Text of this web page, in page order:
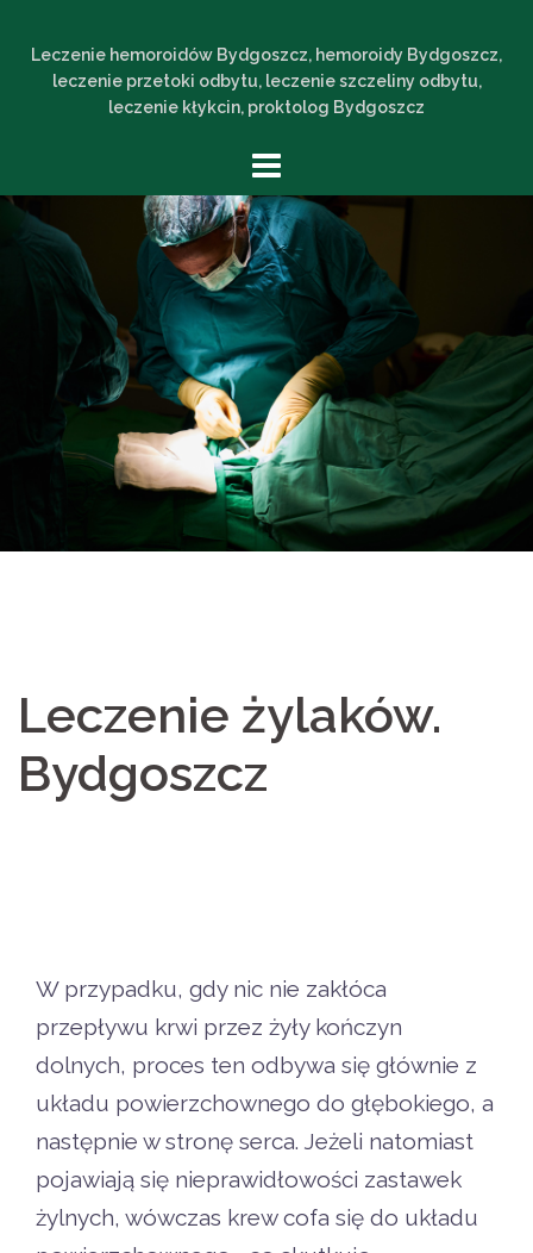
content
Leczenie hemoroidów Bydgoszcz, hemoroidy Bydgoszcz,
leczenie przetoki odbytu, leczenie szczeliny odbytu,
leczenie kłykcin, proktolog Bydgoszcz
Leczenie żylaków.
Bydgoszcz
W przypadku, gdy nic nie zakłóca
przepływu krwi przez żyły kończyn
dolnych, proces ten odbywa się głównie z
układu powierzchownego do głębokiego, a
następnie w stronę serca. Jeżeli natomiast
pojawiają się nieprawidłowości zastawek
żylnych, wówczas krew cofa się do układu